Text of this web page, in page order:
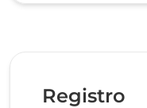
Registro